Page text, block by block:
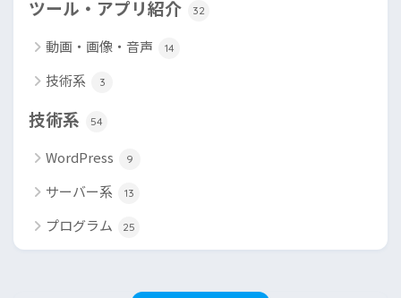
ツール・アプリ紹介 32
動画・画像・音声 14
技術系 3
技術系 54
WordPress 9
サーバー系 13
プログラム 25